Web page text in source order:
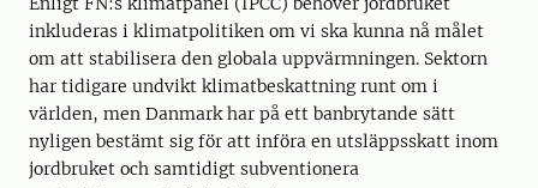
inkluderas i klimatpolitiken om vi ska kunna nå målet
om att stabilisera den globala uppvärmningen. Sektorn
har tidigare undvikt klimatbeskattning runt om i
världen, men Danmark har på ett banbrytande sätt
nyligen bestämt sig för att införa en utsläppsskatt inom
jordbruket och samtidigt subventionera